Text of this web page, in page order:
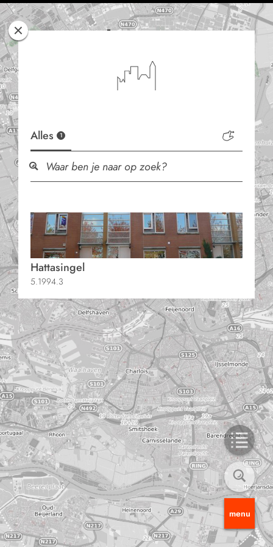
Rotterdam
menu
Alles 1
Hattasingel
5.1994.3